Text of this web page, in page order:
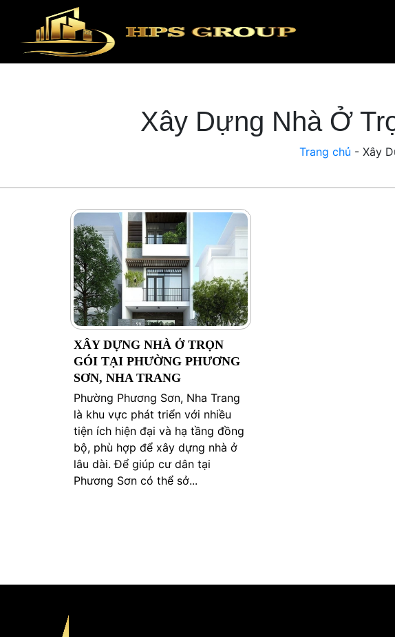
Xây Dựng Nhà Ở
Trang chủ - Xây
XÂY DỰNG NHÀ Ở TRỌN
GÓI TẠI PHƯỜNG PHƯƠNG
SƠN, NHA TRANG
Phường Phương Sơn, Nha Trang
là khu vực phát triển với nhiều
tiện ích hiện đại và hạ tầng đồng
bộ, phù hợp để xây dựng nhà ở
lâu dài. Để giúp cư dân tại
Phương Sơn có thể sở...